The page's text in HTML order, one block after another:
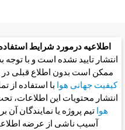
اطلاعیه درمورد شرایط استفاده
انتشار تایید نشده است و با
ممکن است بدون اطلاع قبلی در
کیفیت جهانی هوابا استفاده از
انتشار محتویات این اطلاعات،
هواتیم پروژه یا نمایندگان آن
آسیب ناشی از عرضه